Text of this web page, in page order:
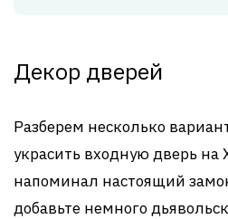
Декор дверей
Разберем несколько
украсить входную дверь
напоминал настоящий
добавьте немного